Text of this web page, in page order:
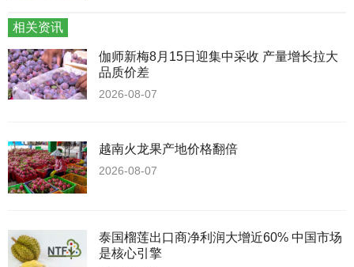
相关资讯
伽师新梅8月15日迎集中采收 产量增长拉大
品质价差
2026-08-07
越南火龙果产地价格翻倍
2026-08-07
泰国榴莲出口商净利润大增近60% 中国市场
是核心引擎